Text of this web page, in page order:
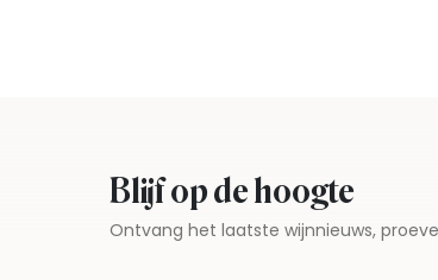
Blijf op de hoogte
Ontvang het laatste wijnnieuws,